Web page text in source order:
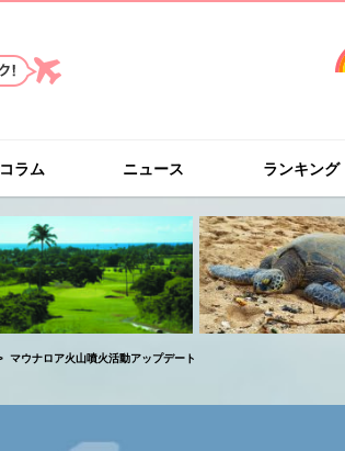
コラム ニュース ランキング
マウナロア火山噴火活動アップデート